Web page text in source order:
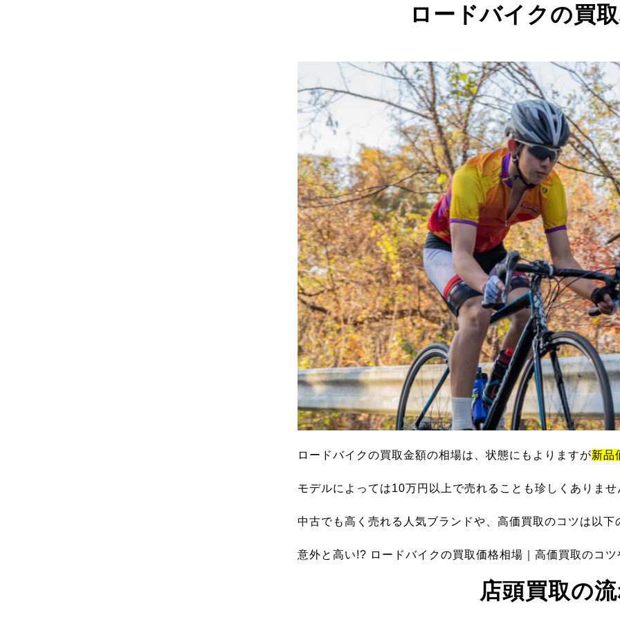
ロードバイクの買
ロードバイクの買取金額の相場は、状態にもよりますが新品
モデルによっては10万円以上で売れることも珍しくありませ
中古でも高く売れる人気ブランドや、高価買取のコツは以
意外と高い!? ロードバイクの買取価格相場｜高価買取のコ
店頭買取の